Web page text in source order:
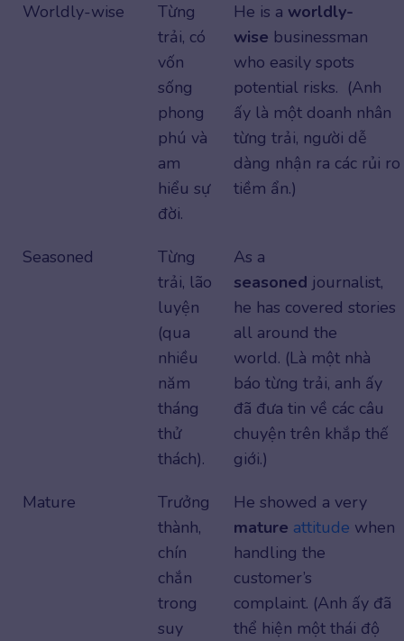
Worldly-wise
Từng
trải, có
vốn
sống
phong
phú và
am
hiểu sự
đời.
He is a worldly-
wise businessman
who easily spots
potential risks. (Anh
ấy là một doanh nhân
từng trải, người dễ
dàng nhận ra các rủi ro
tiềm ẩn.)
Seasoned
Từng
trải, lão
luyện
(qua
nhiều
năm
tháng
thử
thách).
As a
seasoned journalist,
he has covered stories
all around the
world. (Là một nhà
báo từng trải, anh ấy
đã đưa tin về các câu
chuyện trên khắp thế
giới.)
Mature
Trưởng
thành,
chín
chắn
trong
suy
He showed a very
mature attitude when
handling the
customer’s
complaint. (Anh ấy đã
thể hiện một thái độ